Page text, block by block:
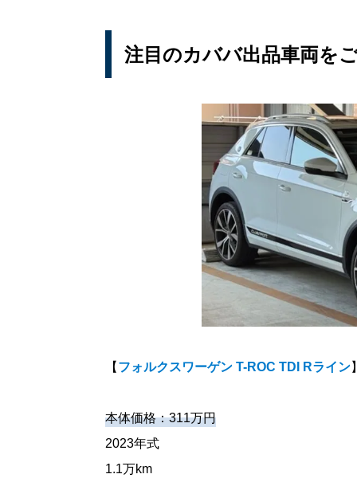
注目のカババ出品車両を
【 フォルクスワーゲン T-ROC TDI Rライン
本体価格：311万円
2023年式
1.1万km